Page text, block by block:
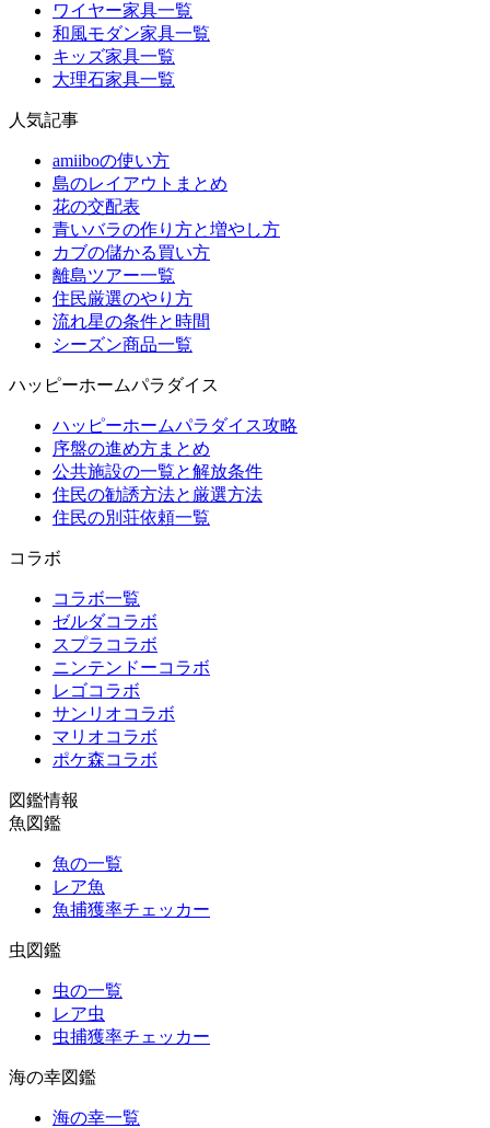
ワイヤー家具一覧
和風モダン家具一覧
キッズ家具一覧
大理石家具一覧
人気記事
amiiboの使い方
島のレイアウトまとめ
花の交配表
青いバラの作り方と増やし方
カブの儲かる買い方
離島ツアー一覧
住民厳選のやり方
流れ星の条件と時間
シーズン商品一覧
ハッピーホームパラダイス
ハッピーホームパラダイス攻略
序盤の進め方まとめ
公共施設の一覧と解放条件
住民の勧誘方法と厳選方法
住民の別荘依頼一覧
コラボ
コラボ一覧
ゼルダコラボ
スプラコラボ
ニンテンドーコラボ
レゴコラボ
サンリオコラボ
マリオコラボ
ポケ森コラボ
図鑑情報
魚図鑑
魚の一覧
レア魚
魚捕獲率チェッカー
虫図鑑
虫の一覧
レア虫
虫捕獲率チェッカー
海の幸図鑑
海の幸一覧